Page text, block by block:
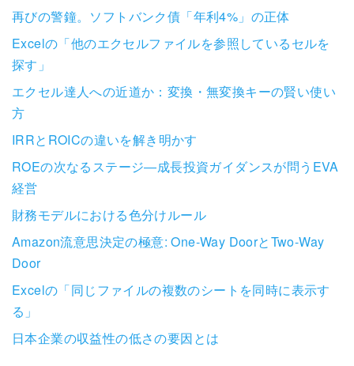
再びの警鐘。ソフトバンク債「年利4%」の正体
Excelの「他のエクセルファイルを参照しているセルを
探す」
エクセル達人への近道か：変換・無変換キーの賢い使い
方
IRRとROICの違いを解き明かす
ROEの次なるステージ―成長投資ガイダンスが問うEVA
経営
財務モデルにおける色分けルール
Amazon流意思決定の極意: One-Way DoorとTwo-Way
Door
Excelの「同じファイルの複数のシートを同時に表示す
る」
日本企業の収益性の低さの要因とは